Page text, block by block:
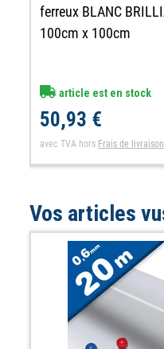
ferreux BLANC
100cm x 100cm
article est en stock
50,93 €
avec TVA hors Frais de livraison
Vos articles